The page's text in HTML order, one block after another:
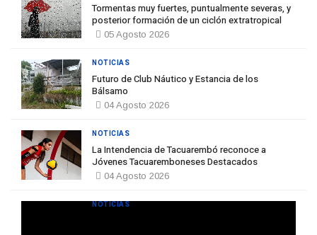
Tormentas muy fuertes, puntualmente severas, y
posterior formación de un ciclón extratropical
05 Agosto 2026
Futuro de Club Náutico y Estancia de los
Bálsamo
04 Agosto 2026
NOTICIAS
La Intendencia de Tacuarembó reconoce a
Jóvenes Tacuaremboneses Destacados
04 Agosto 2026
NOTICIAS
NOTICIAS